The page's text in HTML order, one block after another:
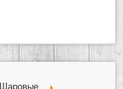
Шаровые